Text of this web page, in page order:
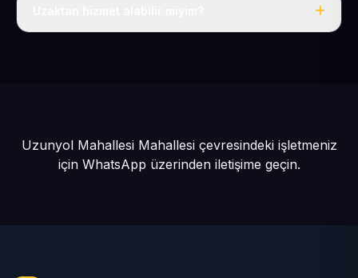
Uzunyol Mahallesi Mahallesi çevresindeki işletmeniz
için WhatsApp üzerinden iletişime geçin.